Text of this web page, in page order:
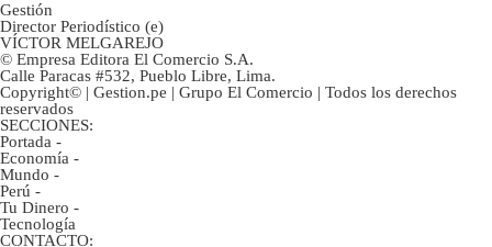
Gestión
Director Periodístico (e)
VÍCTOR MELGAREJO
© Empresa Editora El Comercio S.A.
Calle Paracas #532, Pueblo Libre, Lima.
Copyright© | Gestion.pe | Grupo El Comercio | Todos los derechos
reservados
SECCIONES:
Portada -
Economía -
Mundo -
Perú -
Tu Dinero -
Tecnología
CONTACTO: